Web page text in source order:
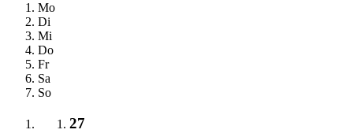
Mo
Di
Mi
Do
Fr
Sa
So
27